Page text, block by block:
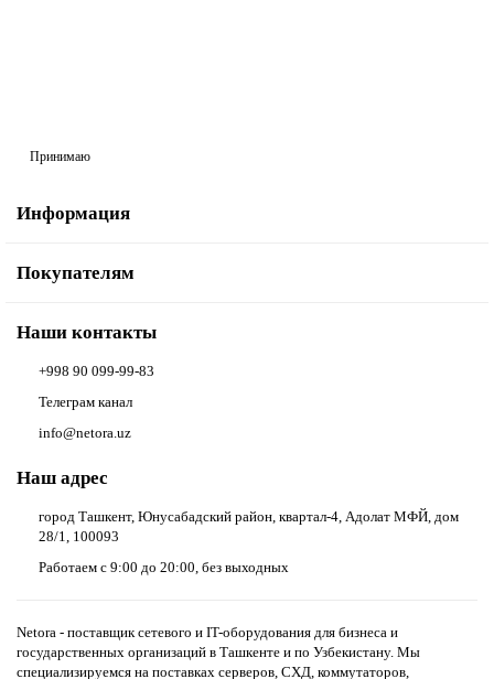
Принимаю
Информация
Покупателям
Наши контакты
+998 90 099-99-83
Телеграм канал
info@netora.uz
Наш адрес
город Ташкент, Юнусабадский район, квартал-4, Адолат МФЙ, дом
28/1, 100093
Работаем с 9:00 до 20:00, без выходных
Netora - поставщик сетевого и IT-оборудования для бизнеса и
государственных организаций в Ташкенте и по Узбекистану. Мы
специализируемся на поставках серверов, СХД, коммутаторов,